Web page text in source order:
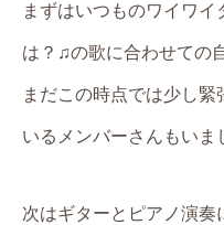
まずはいつものワイワ
は？♫の歌に合わせての
まだこの時点では少し
いるメンバーさんもいま
次はギターとピアノ演奏